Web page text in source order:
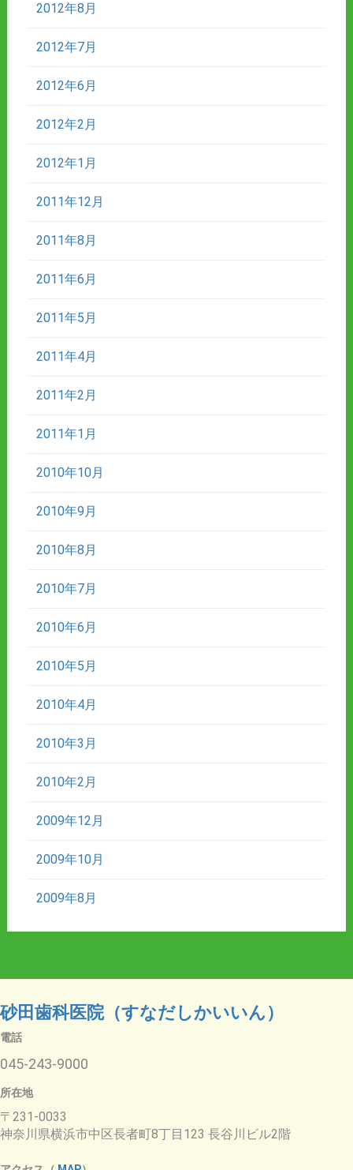
2012年8月
2012年7月
2012年6月
2012年2月
2012年1月
2011年12月
2011年8月
2011年6月
2011年5月
2011年4月
2011年2月
2011年1月
2010年10月
2010年9月
2010年8月
2010年7月
2010年6月
2010年5月
2010年4月
2010年3月
2010年2月
2009年12月
2009年10月
2009年8月
砂田歯科医院（すなだしかいいん）
電話
045-243-9000
所在地
〒231-0033
神奈川県横浜市中区長者町8丁目123 長谷川ビル2階